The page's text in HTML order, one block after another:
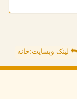
لینک وبسایت:خانه